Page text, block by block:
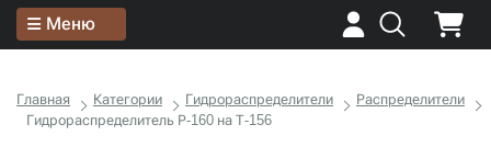
Меню
Главная Категории Гидрораспределители
Распределители
Гидрораспределитель Р-160 на Т-156